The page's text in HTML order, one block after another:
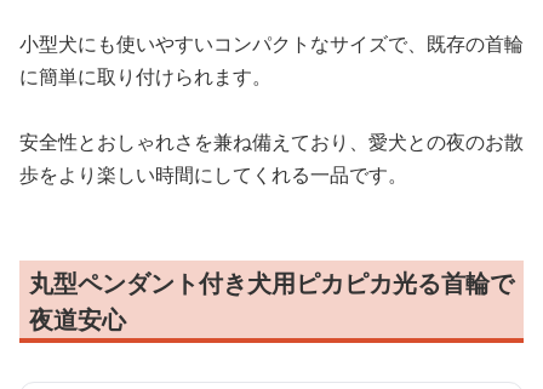
小型犬にも使いやすいコンパクトなサイズで、既存の首輪
に簡単に取り付けられます。
安全性とおしゃれさを兼ね備えており、愛犬との夜のお散
歩をより楽しい時間にしてくれる一品です。
丸型ペンダント付き犬用ピカピカ光る首輪で
夜道安心